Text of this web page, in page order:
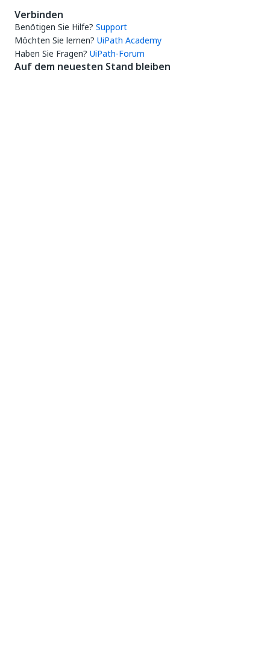
Verbinden
Benötigen Sie Hilfe? Support
Möchten Sie lernen? UiPath Academy
Haben Sie Fragen? UiPath-Forum
Auf dem neuesten Stand bleiben